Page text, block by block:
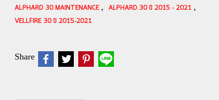
ALPHARD 30 MAINTENANCE , ALPHARD 30 ปี 2015 - 2021 ,
VELLFIRE 30 ปี 2015-2021
Share